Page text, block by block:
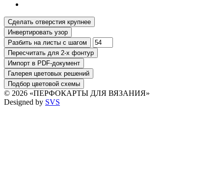
© 2026 «ПЕРФОКАРТЫ ДЛЯ ВЯЗАНИЯ»
Designed by SVS